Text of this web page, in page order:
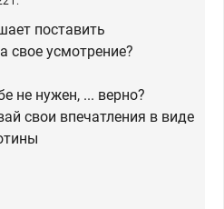
поставить
свое усмотрение?
не нужен, ... верно?
свои впечатления в виде